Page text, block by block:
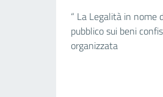
“ La Legalità in nome
pubblico sui beni
organizzata